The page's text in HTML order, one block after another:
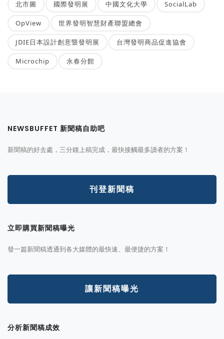
北市圖 國際發明展 中國文化大學 SocialLab
OpView 世界發明智慧財產聯盟總會
JDIE日本設計創意暨發明展 台灣發明商品促進協會
Microchip 永春分館
NEWSBUFFET 新聞稿自助吧
新聞稿的好去處，三分鐘上稿完成，最快接觸最多讀者的方案！
刊登新聞稿
立即購買新聞稿曝光
發一篇新聞稿透通到各大媒體的最快速、最便捷的方案！
讓新聞稿曝光
分析新聞稿成效